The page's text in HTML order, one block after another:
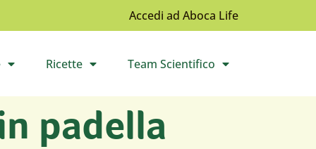
Accedi ad Aboca Life
Apri il sottomenù
Ricette Apri il sottomenù
Team Scientifico
padella